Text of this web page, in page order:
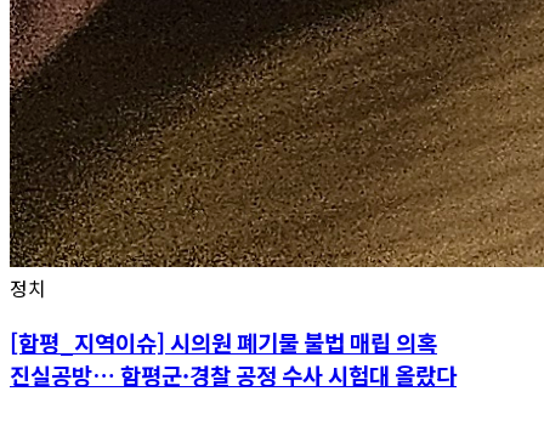
정치
[함평_지역이슈] 시의원 폐기물 불법 매립 의혹
진실공방… 함평군·경찰 공정 수사 시험대 올랐다